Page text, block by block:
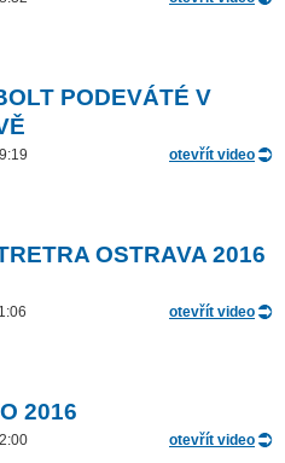
PODEVÁTÉ V
otevřít video
OSTRAVA 2016
otevřít video
2016
otevřít video